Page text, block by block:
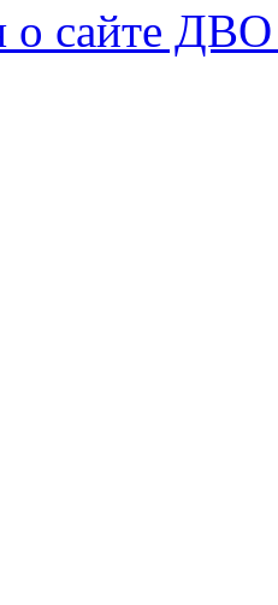
о сайте